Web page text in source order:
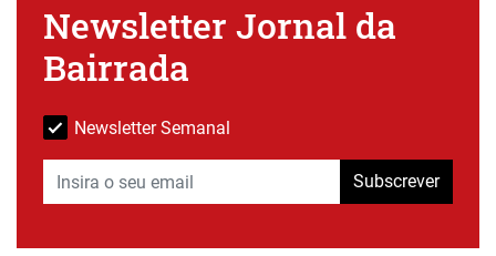
Newsletter Jornal da
Bairrada
Newsletter Semanal
Subscrever